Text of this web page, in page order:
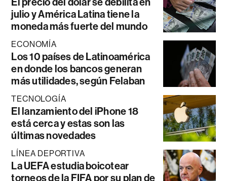
julio y América Latina tiene la
moneda más fuerte del mundo
ECONOMÍA
Los 10 países de Latinoamérica
en donde los bancos generan
más utilidades, según Felaban
TECNOLOGÍA
El lanzamiento del iPhone 18
está cerca y estas son las
últimas novedades
LÍNEA DEPORTIVA
La UEFA estudia boicotear
torneos de la FIFA por su plan de